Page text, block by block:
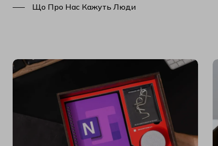
Що Про Нас Кажуть Люди